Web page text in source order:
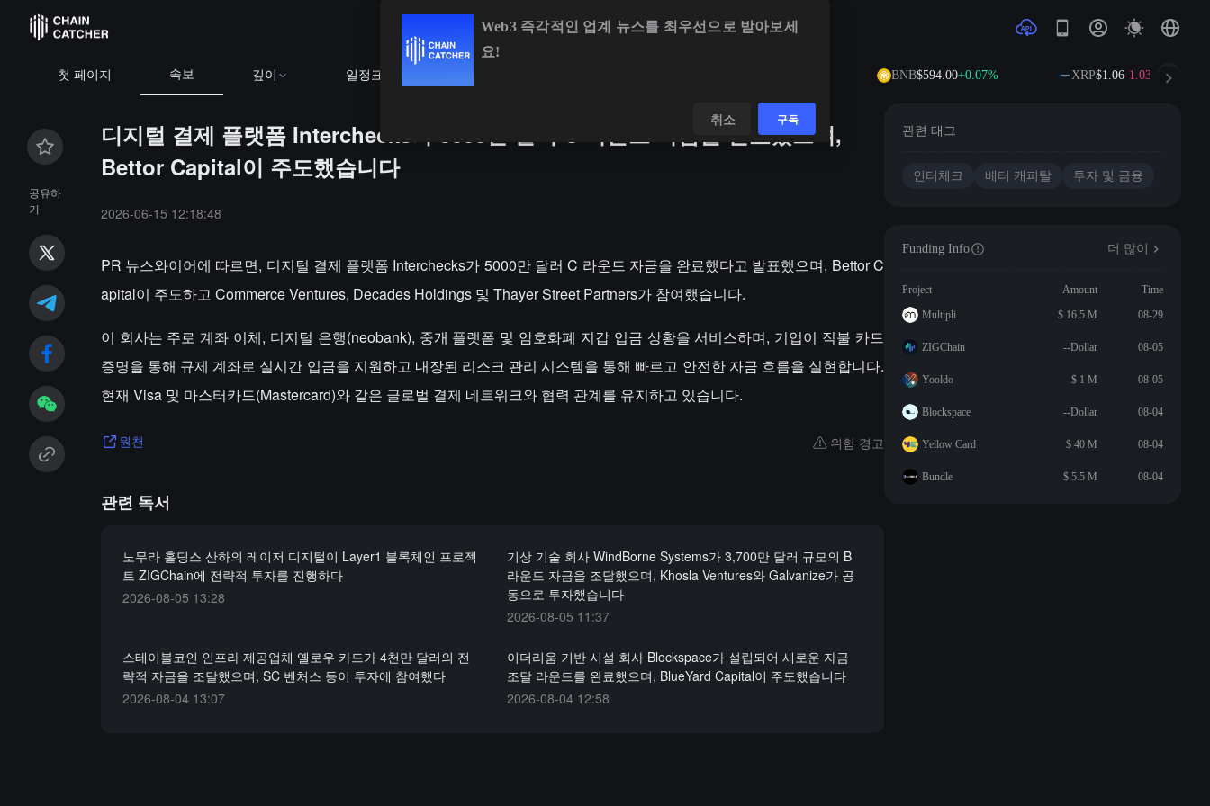
첫 페이지 속보 깊이 일정표 BNB$594.00+0.07% XRP$1.06-1.03%
공유하
기
디지털 결제 플랫폼 Interchecks가 5000만 달러 C 라운드 자금을 완료했으며,
Bettor Capital이 주도했습니다
2026-06-15 12:18:48
PR 뉴스와이어에 따르면, 디지털 결제 플랫폼 Interchecks가 5000만 달러 C 라운드 자금을 완료했다고 발표했으며, Bettor C
apital이 주도하고 Commerce Ventures, Decades Holdings 및 Thayer Street Partners가 참여했습니다.
이 회사는 주로 계좌 이체, 디지털 은행(neobank), 중개 플랫폼 및 암호화폐 지갑 입금 상황을 서비스하며, 기업이 직불 카드
증명을 통해 규제 계좌로 실시간 입금을 지원하고 내장된 리스크 관리 시스템을 통해 빠르고 안전한 자금 흐름을 실현합니다.
현재 Visa 및 마스터카드(Mastercard)와 같은 글로벌 결제 네트워크와 협력 관계를 유지하고 있습니다.
원천 위험 경고
관련 독서
노무라 홀딩스 산하의 레이저 디지털이 Layer1 블록체인 프로젝
트 ZIGChain에 전략적 투자를 진행하다
2026-08-05 13:28
기상 기술 회사 WindBorne Systems가 3,700만 달러 규모의 B
라운드 자금을 조달했으며, Khosla Ventures와 Galvanize가 공
동으로 투자했습니다
2026-08-05 11:37
스테이블코인 인프라 제공업체 옐로우 카드가 4천만 달러의 전
략적 자금을 조달했으며, SC 벤처스 등이 투자에 참여했다
2026-08-04 13:07
이더리움 기반 시설 회사 Blockspace가 설립되어 새로운 자금
조달 라운드를 완료했으며, BlueYard Capital이 주도했습니다
2026-08-04 12:58
관련 태그
인터체크 베터 캐피탈 투자 및 금융
Funding Info 더 많이
Project Amount
Time
Multipli
$ 16.5 M 08-29
ZIGChain --Dollar 08-05
Yooldo $ 1 M 08-05
Blockspace --Dollar 08-04
Yellow Card $ 40 M 08-04
Bundle $ 5.5 M 08-04
Web3 즉각적인 업계 뉴스를 최우선으로 받아보세
요!
취소 구독